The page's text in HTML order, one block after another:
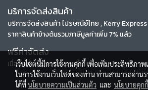
บริการจัดส่งสินค้า
บริการจัดส่งสินค้า ไปรษณีย์ไทย , Kerry Express
ราคาสินค้าข้างต้นรวมภาษีมูลค่าเพิ่ม 7% แล้ว
ฟรีค่าจัดส่ง
เมื่อซื้อตั้งแต่ 3000 บาทขึ้นไป
เว็บไซต์นี้มีการใช้งานคุกกี้ เพื่อเพิ่มประสิทธิภา
ในการใช้งานเว็บไซต์ของท่าน ท่านสามารถอ่าน
ได้ที่นโยบายความเป็นส่วนตัว และ นโยบายคุกกี้